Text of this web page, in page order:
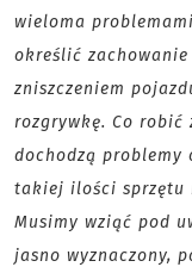
wieloma
określić
zniszczeniem
rozgrywkę. Co robić
dochodzą problemy
takiej ilości sprzętu
Musimy wziąć pod
jasno wyznaczony,